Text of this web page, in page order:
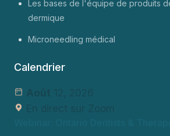
Les bases de l'équipe de produits
dermique
Microneedling médical
Calendrier